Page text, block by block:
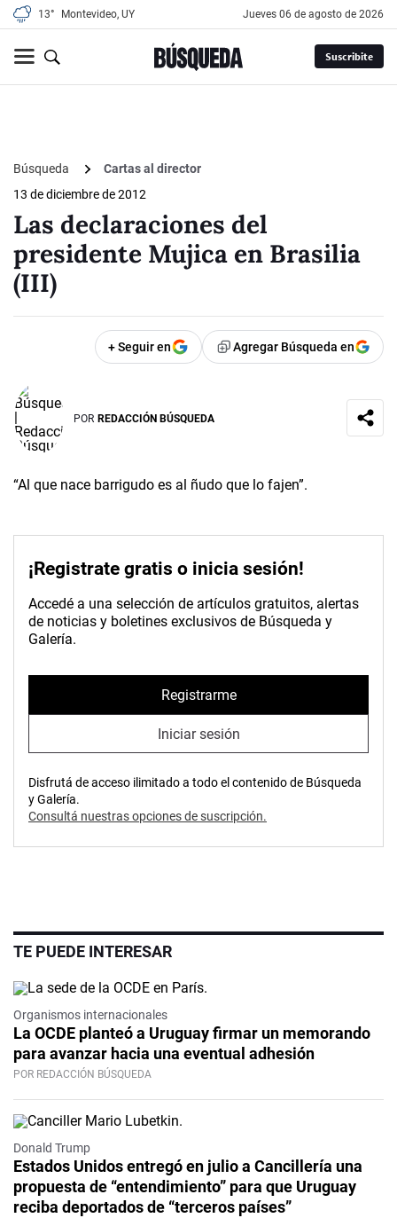
13° Montevideo, UY jueves 06 de agosto de 2026
Suscribite
Búsqueda
Cartas al director
13 de diciembre de 2012
Las declaraciones del
presidente Mujica en Brasilia
(III)
+ Seguir en Agregar Búsqueda en
POR REDACCIÓN BÚSQUEDA
“Al que nace barrigudo es al ñudo que lo fajen”.
¡Registrate gratis o inicia sesión!
Accedé a una selección de artículos gratuitos, alertas
de noticias y boletines exclusivos de Búsqueda y
Galería.
Registrarme
Iniciar sesión
Disfrutá de acceso ilimitado a todo el contenido de Búsqueda
y Galería.
Consultá nuestras opciones de suscripción.
TE PUEDE INTERESAR
Organismos internacionales
La OCDE planteó a Uruguay firmar un memorando
para avanzar hacia una eventual adhesión
POR REDACCIÓN BÚSQUEDA
Donald Trump
Estados Unidos entregó en julio a Cancillería una
propuesta de “entendimiento” para que Uruguay
reciba deportados de “terceros países”